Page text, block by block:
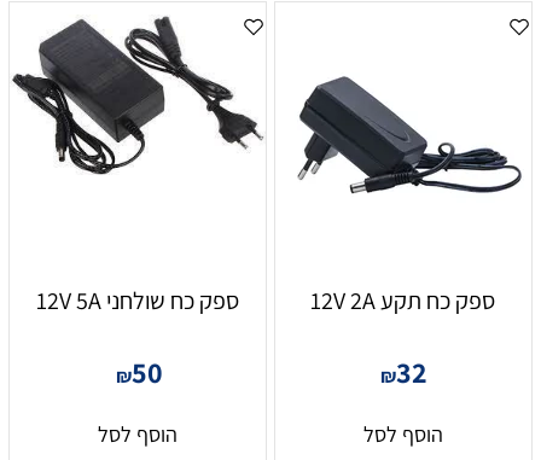
ספק כח תקע 12V 2A
₪32
הוסף לסל
ספק כח שולחני 12V 5A
₪50
הוסף לסל